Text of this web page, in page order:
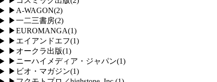
▶ A-WAGON(2)
▶一二三書房(2)
▶EUROMANGA(1)
▶ エイアンドエフ(1)
▶ オークラ出版(1)
▶ ニーハイメディア・ジャパン(1)
▶ ビオ・マガジン(1)